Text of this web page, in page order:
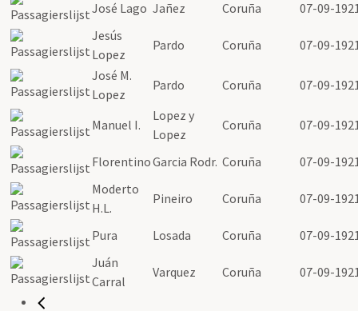
José Lago Jañez Coruña
07-09-
Jesús
Lopez
Pardo Coruña
07-09-
José M.
Lopez
Pardo Coruña 07-09-
Manuel I.
Lopez y
Lopez
Coruña 07-09-
FlorentinoGarcia Rodr. Coruña
07-09-
Moderto
H.L.
Pineiro Coruña 07-09-
Pura Losada Coruña
07-09-
Juán
Carral
Varquez Coruña 07-09-